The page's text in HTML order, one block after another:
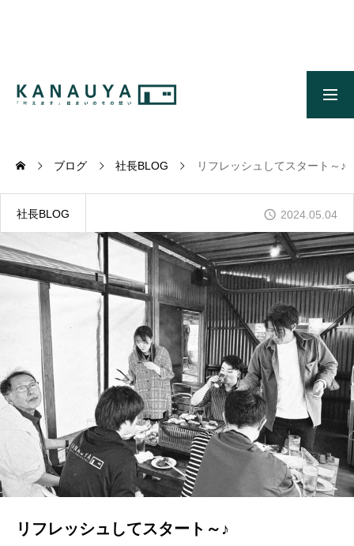
施工事例
ONLINE MODEL HOUSE
オンライン展示場
WORKS
施工事例
GALLERY
かなう家が設計施工した住まいの写真
COMPANY
株式会社かなう家の紹介
STAFF
スタッフ紹介
ブログ 社長BLOG リフレッシュしてスタート～♪
社長BLOG 2024.05.04
リフレッシュしてスタート～♪